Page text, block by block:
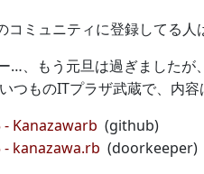
ミュニティに登録してる人
…、もう元旦は過ぎました
つものITプラザ武蔵で、内容
Kanazawarb (github)
kanazawa.rb (doorkeeper)